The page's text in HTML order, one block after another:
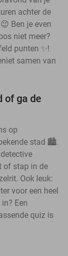
achter de
Ben je even
niet meer?
punten ✨!
samen van
of ga de
op
stad 🏙️.
of stap in de
Ook leuk:
voor een heel
Een
quiz is